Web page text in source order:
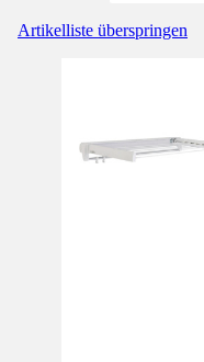
Artikelliste überspringen